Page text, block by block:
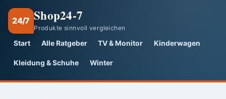
24/7 Shop24-7
Produkte sinnvoll vergleichen
Start Alle Ratgeber TV & Monitor Kinderwagen
Kleidung & Schuhe Winter